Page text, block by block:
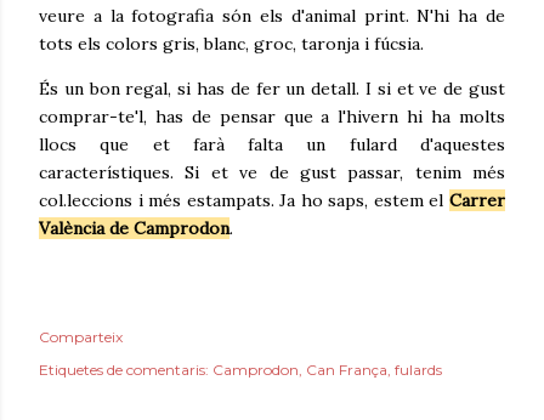
veure a la fotografia són els d'animal print. N'hi ha de
tots els colors gris, blanc, groc, taronja i fúcsia.
És un bon regal, si has de fer un detall. I si et ve de gust
comprar-te'l, has de pensar que a l'hivern hi ha molts
llocs que et farà falta un fulard d'aquestes
característiques. Si et ve de gust passar, tenim més
col.leccions i més estampats. Ja ho saps, estem el Carrer
València de Camprodon.
Comparteix
Etiquetes de comentaris: Camprodon Can França fulards